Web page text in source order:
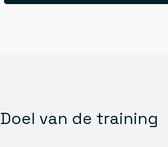
Doel van de training